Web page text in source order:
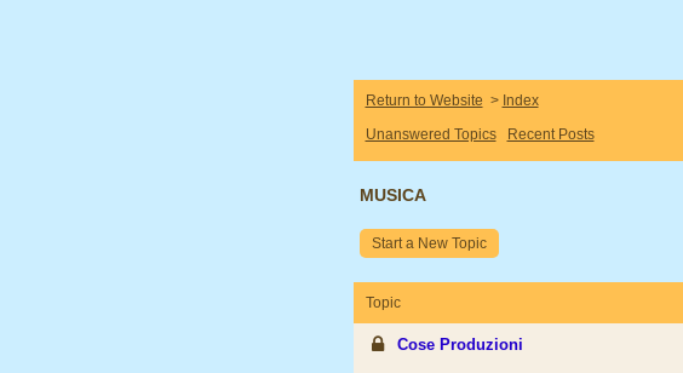
Return to Website > Index
Unanswered Topics
Recent Posts
MUSICA
Start a New Topic
Topic
Cose Produzioni